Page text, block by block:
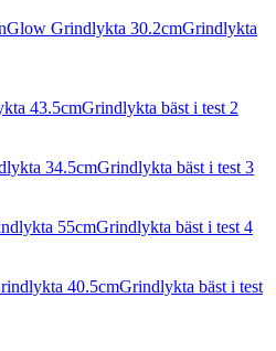
Grindlykta 30.2cmGrindlykta
43.5cmGrindlykta bäst i test 2
34.5cmGrindlykta bäst i test 3
55cmGrindlykta bäst i test 4
40.5cmGrindlykta bäst i test